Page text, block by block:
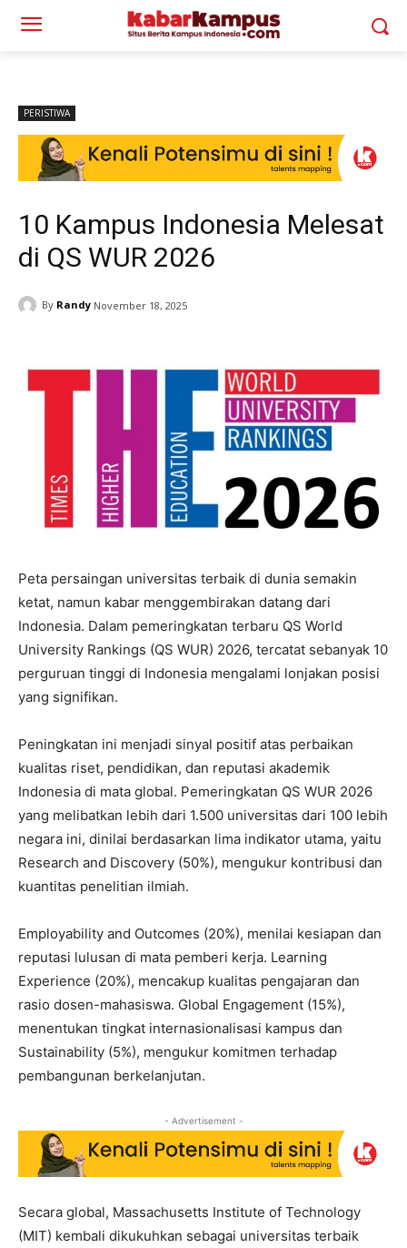
PERISTIWA
10 Kampus Indonesia Melesat
di QS WUR 2026
By Randy November 18, 2025
Peta persaingan universitas terbaik di dunia semakin
ketat, namun kabar menggembirakan datang dari
Indonesia. Dalam pemeringkatan terbaru QS World
University Rankings (QS WUR) 2026, tercatat sebanyak 10
perguruan tinggi di Indonesia mengalami lonjakan posisi
yang signifikan.
Peningkatan ini menjadi sinyal positif atas perbaikan
kualitas riset, pendidikan, dan reputasi akademik
Indonesia di mata global. Pemeringkatan QS WUR 2026
yang melibatkan lebih dari 1.500 universitas dari 100 lebih
negara ini, dinilai berdasarkan lima indikator utama, yaitu
Research and Discovery (50%), mengukur kontribusi dan
kuantitas penelitian ilmiah.
Employability and Outcomes (20%), menilai kesiapan dan
reputasi lulusan di mata pemberi kerja. Learning
Experience (20%), mencakup kualitas pengajaran dan
rasio dosen-mahasiswa. Global Engagement (15%),
menentukan tingkat internasionalisasi kampus dan
Sustainability (5%), mengukur komitmen terhadap
pembangunan berkelanjutan.
- Advertisement -
Secara global, Massachusetts Institute of Technology
(MIT) kembali dikukuhkan sebagai universitas terbaik